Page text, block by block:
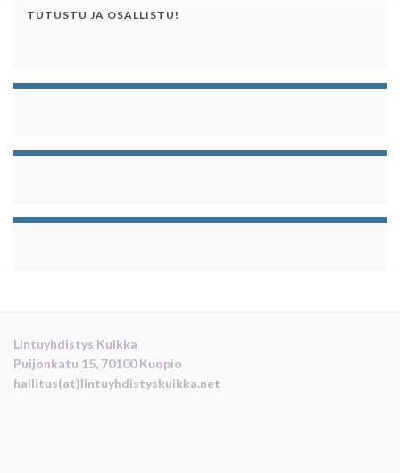
TUTUSTU JA OSALLISTU!
Lintuyhdistys Kuikka
Puijonkatu 15, 70100 Kuopio
hallitus(at)lintuyhdistyskuikka.net